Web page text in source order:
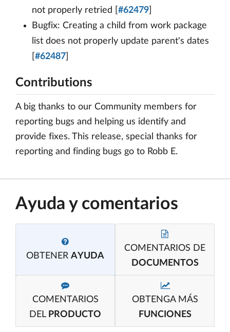
not properly retried [ #62479
Bugfix: Creating a child from work package
list does not properly update parent's dates
#62487
Contributions
A big thanks to our Community members for
reporting bugs and helping us identify and
provide fixes. This release, special thanks for
reporting and finding bugs go to Robb E.
Ayuda y comentarios
OBTENER AYUDA
COMENTARIOS DE
DOCUMENTOS
COMENTARIOS
DEL PRODUCTO
OBTENGA MÁS
FUNCIONES